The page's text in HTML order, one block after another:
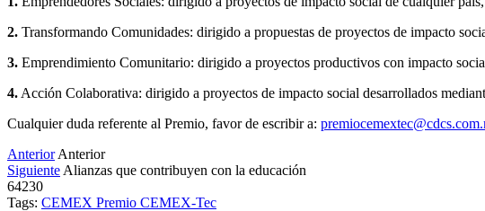
2. Transformando Comunidades: dirigido a propuestas de proyectos de impacto
3. Emprendimiento Comunitario: dirigido a proyectos productivos con impacto
4. Acción Colaborativa: dirigido a proyectos de impacto social desarrollados
Cualquier duda referente al Premio, favor de escribir a:
Anterior Anterior
Siguiente Alianzas que contribuyen con la educación
64230
Tags: CEMEX Premio CEMEX-Tec